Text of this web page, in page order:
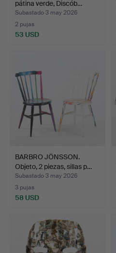
pátina verde, Discób…
Subastado 3 may 2026
2 pujas
53 USD
BARBRO JÖNSSON.
Objeto, 2 piezas, sillas p…
Subastado 3 may 2026
3 pujas
58 USD